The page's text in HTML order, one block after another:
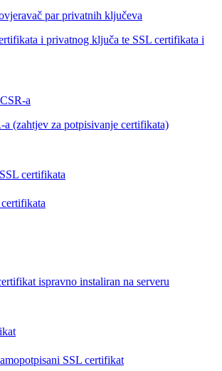
par privatnih ključeva
i privatnog ključa te SSL certifikata i
a
a (zahtjev za potpisivanje certifikata)
certifikata
ispravno instaliran na serveru
SSL certifikat